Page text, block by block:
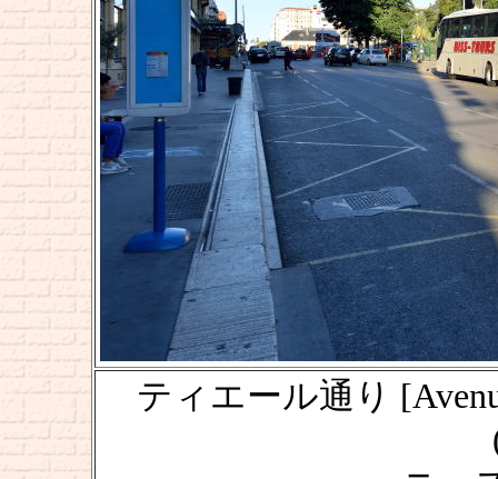
ティエール通り